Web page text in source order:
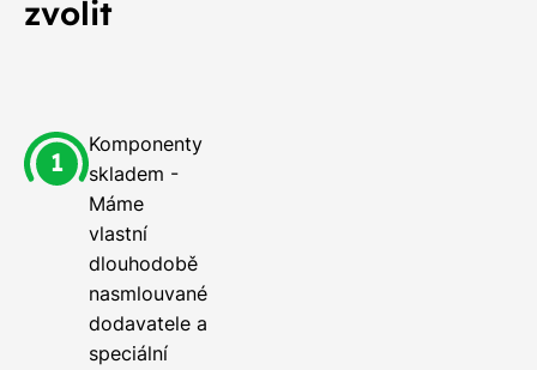
zvolit
Komponenty
skladem -
Máme
vlastní
dlouhodobě
nasmlouvané
dodavatele a
speciální